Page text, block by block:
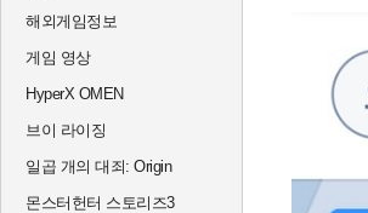
해외게임정보
게임 영상
HyperX OMEN
브이 라이징
일곱 개의 대죄: Origin
몬스터헌터 스토리즈3